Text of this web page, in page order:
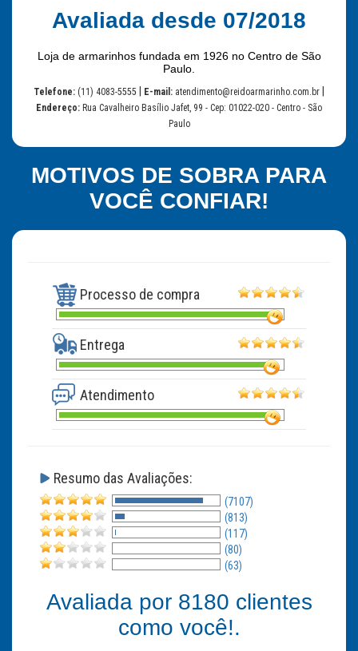
Avaliada desde 07/2018
Loja de armarinhos fundada em 1926 no Centro de São
Paulo.
Telefone: (11) 4083-5555 E-mail: atendimento@reidoarmarinho.com.br
Endereço: Rua Cavalheiro Basílio Jafet, 99 - Cep: 01022-020 - Centro - São
Paulo
MOTIVOS DE SOBRA PARA
VOCÊ CONFIAR!
Processo de compra
Entrega
Atendimento
Resumo das Avaliações:
(7107)
(813)
(117)
(80)
(63)
Avaliada por 8180 clientes
como você!.